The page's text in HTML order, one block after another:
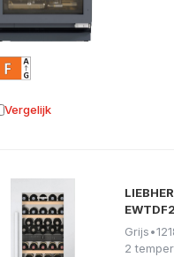
Vergelijk aan vergelijking
Grijs•
2